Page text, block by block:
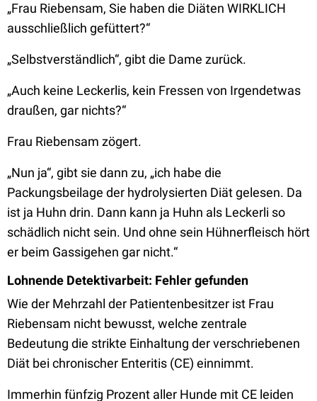
„Frau Riebensam, Sie haben die Diäten WIRKLICH
ausschließlich gefüttert?“
„Selbstverständlich“, gibt die Dame zurück.
„Auch keine Leckerlis, kein Fressen von Irgendetwas
draußen, gar nichts?“
Frau Riebensam zögert.
„Nun ja“, gibt sie dann zu, „ich habe die
Packungsbeilage der hydrolysierten Diät gelesen. Da
ist ja Huhn drin. Dann kann ja Huhn als Leckerli so
schädlich nicht sein. Und ohne sein Hühnerfleisch hört
er beim Gassigehen gar nicht.“
Lohnende Detektivarbeit: Fehler gefunden
Wie der Mehrzahl der Patientenbesitzer ist Frau
Riebensam nicht bewusst, welche zentrale
Bedeutung die strikte Einhaltung der verschriebenen
Diät bei chronischer Enteritis (CE) einnimmt.
Immerhin fünfzig Prozent aller Hunde mit CE leiden